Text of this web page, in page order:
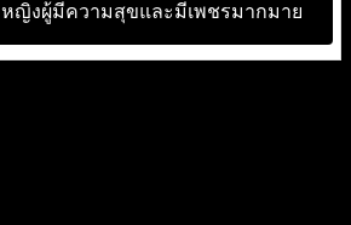
หญิงผู้มีความสุขและมีเพชรมากมาย